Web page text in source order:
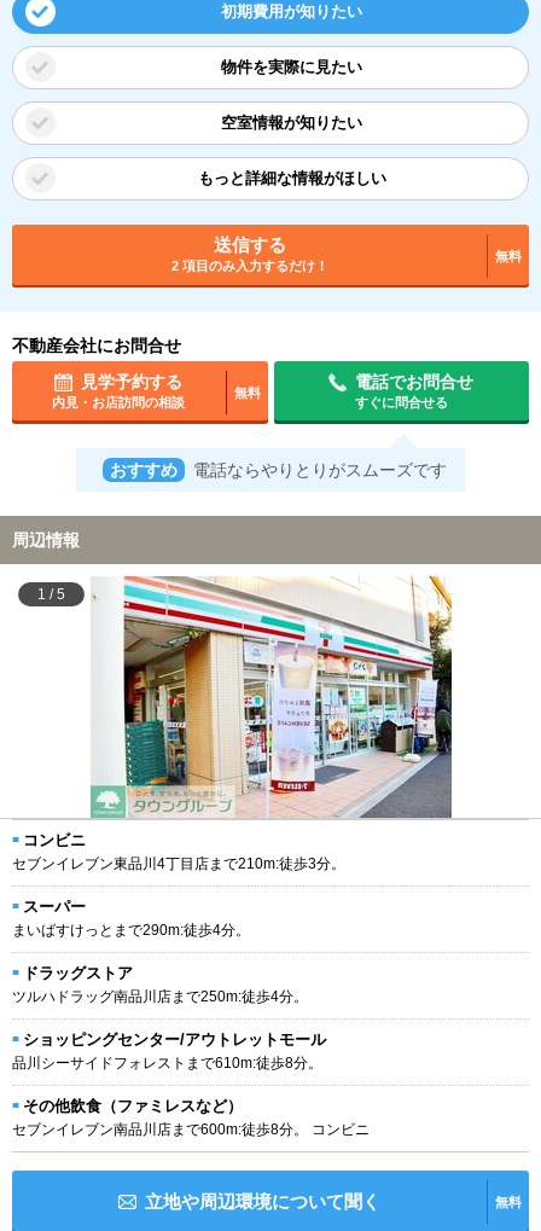
初期費用が知りたい
物件を実際に見たい
空室情報が知りたい
もっと詳細な情報がほしい
送信する
2 項目のみ入力するだけ！
無料
不動産会社にお問合せ
見学予約する
内見・お店訪問の相談
無料
電話でお問合せ
すぐに問合せる
おすすめ 電話ならやりとりがスムーズです
周辺情報
1 /5
コンビニ
セブンイレブン東品川4丁目店まで210m:徒歩3分。
スーパー
まいばすけっとまで290m:徒歩4分。
ドラッグストア
ツルハドラッグ南品川店まで250m:徒歩4分。
ショッピングセンター/アウトレットモール
品川シーサイドフォレストまで610m:徒歩8分。
その他飲食（ファミレスなど）
セブンイレブン南品川店まで600m:徒歩8分。 コンビニ
立地や周辺環境について聞く 無料